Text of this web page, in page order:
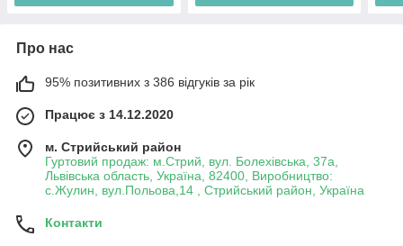
Про нас
95% позитивних з 386 відгуків за рік
Працює з 14.12.2020
м. Стрийський район
Гуртовий продаж: м.Стрий, вул. Болехівська, 37а,
Львівська область, Україна, 82400, Виробництво:
с.Жулин, вул.Польова,14 , Стрийський район, Україна
Контакти